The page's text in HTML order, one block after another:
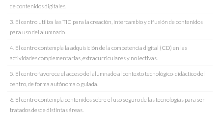
de contenidos digitales.
3. El centro utiliza las TIC para la creación, intercambio y difusión de contenidos
para uso del alumnado.
4. El centro contempla la adquisición de la competencia digital (CD) en las
actividades complementarias, extracurriculares y no lectivas.
5. El centro favorece el acceso del alumnado al contexto tecnológico-didáctico del
centro, de forma autónoma o guiada.
6. El centro contempla contenidos sobre el uso seguro de las tecnologías para ser
tratados desde distintas áreas.